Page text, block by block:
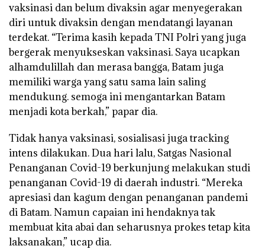
vaksinasi dan belum divaksin agar menyegerakan
diri untuk divaksin dengan mendatangi layanan
terdekat. “Terima kasih kepada TNI Polri yang juga
bergerak menyukseskan vaksinasi. Saya ucapkan
alhamdulillah dan merasa bangga, Batam juga
memiliki warga yang satu sama lain saling
mendukung. semoga ini mengantarkan Batam
menjadi kota berkah,” papar dia.
Tidak hanya vaksinasi, sosialisasi juga tracking
intens dilakukan. Dua hari lalu, Satgas Nasional
Penanganan Covid-19 berkunjung melakukan studi
penanganan Covid-19 di daerah industri. “Mereka
apresiasi dan kagum dengan penanganan pandemi
di Batam. Namun capaian ini hendaknya tak
membuat kita abai dan seharusnya prokes tetap kita
laksanakan,” ucap dia.